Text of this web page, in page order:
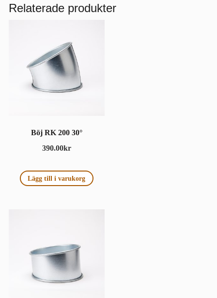
Relaterade produkter
Böj RK 200 30°
390.00kr
Lägg till i varukorg